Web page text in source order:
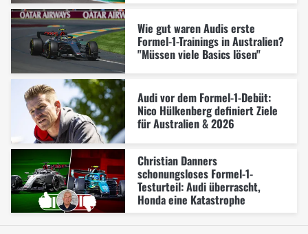
Wie gut waren Audis erste
Formel-1-Trainings in Australien?
"Müssen viele Basics lösen"
Audi vor dem Formel-1-Debüt:
Nico Hülkenberg definiert Ziele
für Australien & 2026
Christian Danners
schonungsloses Formel-1-
Testurteil: Audi überrascht,
Honda eine Katastrophe